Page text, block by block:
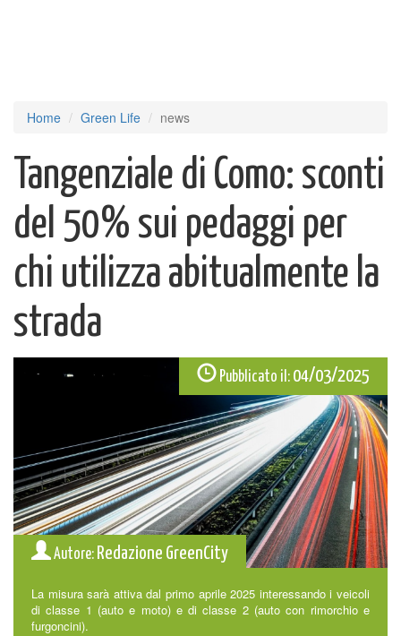
Home Green Life news
Tangenziale di Como: sconti
del 50% sui pedaggi per
chi utilizza abitualmente la
strada
Pubblicato il: 04/03/2025
Autore: Redazione GreenCity
La misura sarà attiva dal primo aprile 2025 interessando i veicoli
di classe 1 (auto e moto) e di classe 2 (auto con rimorchio e
furgoncini).